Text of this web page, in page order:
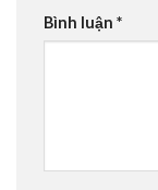
Bình luận *